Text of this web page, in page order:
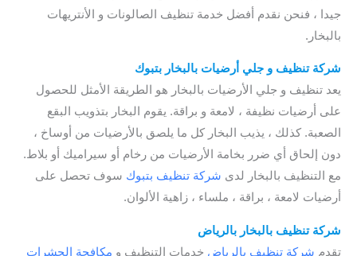
جيدا ، فنحن نقدم أفضل خدمة تنظيف الصالونات و الأنتريهات
بالبخار.
شركة تنظيف و جلي أرضيات بالبخار بتبوك
يعد تنظيف و جلي الأرضيات بالبخار هو الطريقة الأمثل للحصول
على أرضيات نظيفة ، لامعة و براقة. يقوم البخار بتذويب البقع
الصعبة. كذلك ، يذيب البخار كل ما يلصق بالأرضيات من أوساخ ،
دون إلحاق أي ضرر بخامة الأرضيات من رخام أو سيراميك أو بلاط.
مع التنظيف بالبخار لدى شركة تنظيف بتبوك سوف تحصل على
أرضيات لامعة ، براقة ، ملساء ، زاهية الألوان.
شركة تنظيف بالبخار بالرياض
تقدم شركة تنظيف بالرياض خدمات التنظيف و مكافحة الحشرات